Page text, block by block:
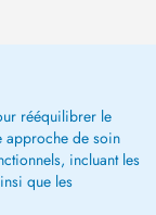
rééquilibrer le
approche de soin
incluant les
que les